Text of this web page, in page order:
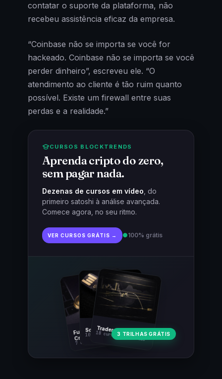
contatar o suporte da plataforma, não
recebeu assistência eficaz da empresa.
“Coinbase não se importa se você for
hackeado. Coinbase não se importa se você
perder dinheiro”, escreveu ele. “O
atendimento ao cliente é tão ruim quanto
possível. Existe um firewall entre suas
perdas e a realidade.”
CURSOS BLOCKTRENDS
Aprenda cripto do zero,
sem pagar nada.
Dezenas de cursos em vídeo , do
primeiro satoshi à análise avançada.
Comece agora, no seu ritmo.
VER CURSOS GRÁTIS → ●100% grátis
Fundamentos
Cripto
7 cursos · 31 aulas
Trader Cripto
18 cursos · 80 aulas
Soberania Bitcoin
10 cursos · 44 aulas3 TRILHAS GRÁTIS